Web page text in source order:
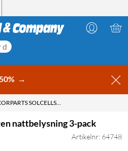
→
LUXORPARTS SOLCELLSDRIVEN NATTBELYSNING 3-PACK
nattbelysning 3-pack
Artikelnr: 64748